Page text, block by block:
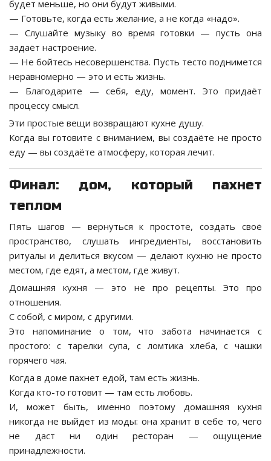
будет меньше, но они будут живыми.
— Готовьте, когда есть желание, а не когда «надо».
— Слушайте музыку во время готовки — пусть она
задаёт настроение.
— Не бойтесь несовершенства. Пусть тесто поднимется
неравномерно — это и есть жизнь.
— Благодарите — себя, еду, момент. Это придаёт
процессу смысл.
Эти простые вещи возвращают кухне душу.
Когда вы готовите с вниманием, вы создаёте не просто
еду — вы создаёте атмосферу, которая лечит.
Финал: дом, который пахнет
теплом
Пять шагов — вернуться к простоте, создать своё
пространство, слушать ингредиенты, восстановить
ритуалы и делиться вкусом — делают кухню не просто
местом, где едят, а местом, где живут.
Домашняя кухня — это не про рецепты. Это про
отношения.
С собой, с миром, с другими.
Это напоминание о том, что забота начинается с
простого: с тарелки супа, с ломтика хлеба, с чашки
горячего чая.
Когда в доме пахнет едой, там есть жизнь.
Когда кто-то готовит — там есть любовь.
И, может быть, именно поэтому домашняя кухня
никогда не выйдет из моды: она хранит в себе то, чего
не даст ни один ресторан — ощущение
принадлежности.